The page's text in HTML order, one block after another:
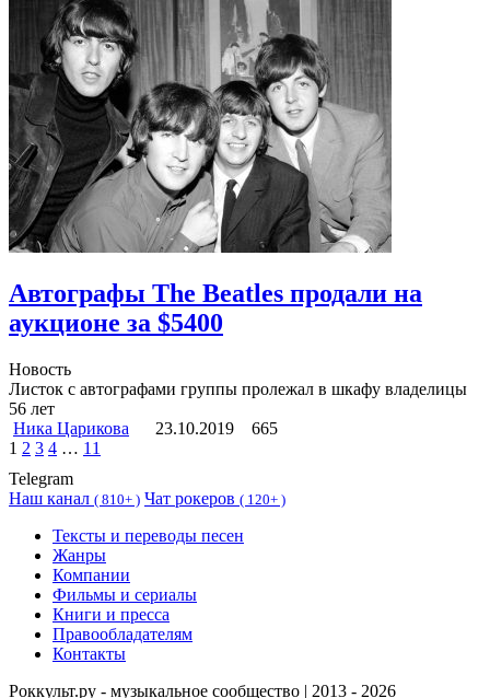
Автографы The Beatles продали на
аукционе за $5400
Новость
Листок с автографами группы пролежал в шкафу владелицы
56 лет
Ника Царикова
23.10.2019
665
1 2 3 4 … 11
Telegram
Наш канал ( 810+ ) Чат рокеров ( 120+ )
Тексты и переводы песен
Жанры
Компании
Фильмы и сериалы
Книги и пресса
Правообладателям
Контакты
Роккульт.ру - музыкальное сообщество | 2013 - 2026